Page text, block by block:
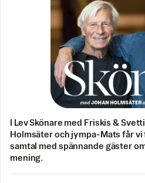
I Lev Skönare med Friskis &
Holmsäter och jympa-Mats får
samtal med spännande gäster
mening.